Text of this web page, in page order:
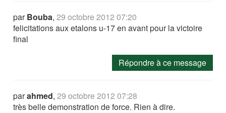
parBouba,29 octobre 2012 07:20
felicitations aux etalons u-17 en avant pour la victoire
final
Répondre à ce message
parahmed,29 octobre 2012 07:28
très belle demonstration de force. Rien à dire.